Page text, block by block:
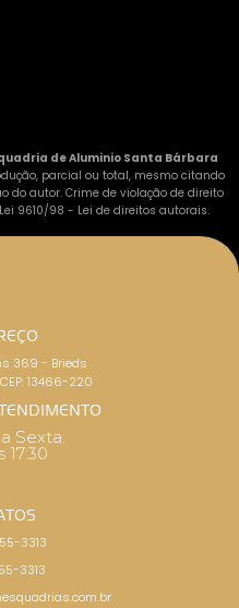
de Aluminio Santa Bárbara
parcial ou total, mesmo citando
do autor. Crime de violação de direito
Lei 9610/98 - Lei de direitos autorais.
369 - Brieds
13466-220
Sexta:
17:30
3313
3313